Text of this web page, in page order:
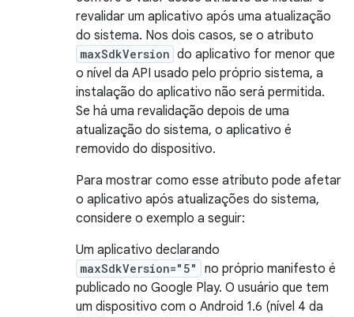
revalidar um aplicativo após uma atualização
do sistema. Nos dois casos, se o atributo
maxSdkVersion do aplicativo for menor que
o nível da API usado pelo próprio sistema, a
instalação do aplicativo não será permitida.
Se há uma revalidação depois de uma
atualização do sistema, o aplicativo é
removido do dispositivo.
Para mostrar como esse atributo pode afetar
o aplicativo após atualizações do sistema,
considere o exemplo a seguir:
Um aplicativo declarando
maxSdkVersion="5"
no próprio manifesto é
publicado no Google Play. O usuário que tem
um dispositivo com o Android 1.6 (nível 4 da